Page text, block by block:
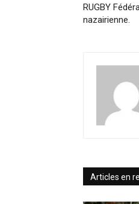
RUGBY
nazairienne.
Articles en